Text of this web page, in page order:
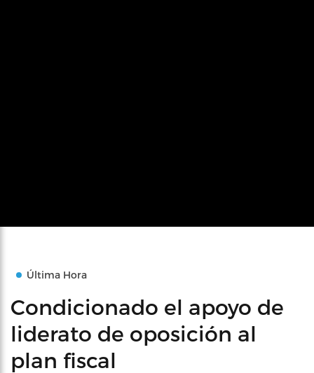
Última Hora
Condicionado el apoyo de
liderato de oposición al
plan fiscal